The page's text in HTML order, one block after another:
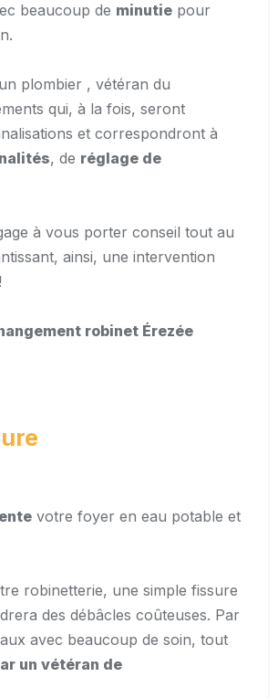
beaucoup de minutie pour
plombier , vétéran du
qui, à la fois, seront
et correspondront à
, de réglage de
à vous porter conseil tout au
ainsi, une intervention
robinet Érezée
votre foyer en eau potable et
robinetterie, une simple fissure
des débâcles coûteuses. Par
avec beaucoup de soin, tout
un vétéran de